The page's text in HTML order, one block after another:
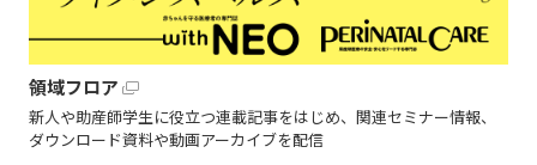
領域フロア
新人や助産師学生に役立つ連載記事をはじめ、関連セミナー情報、
ダウンロード資料や動画アーカイブを配信